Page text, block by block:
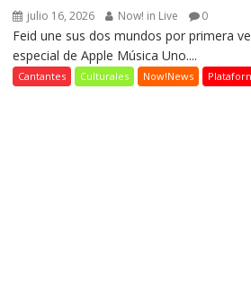
julio 16, 2026 Now! in Live 0
Feid une sus dos mundos por primera
especial de Apple Música Uno....
Cantantes Culturales Now!News